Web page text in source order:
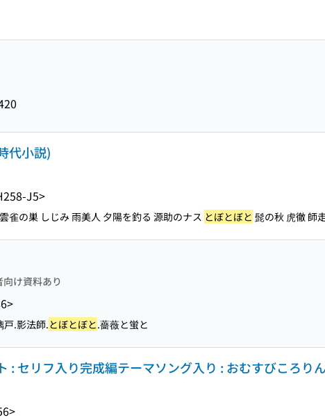
代小説)
J5>
雀の巣 しじみ 雨美人 夕陽を釣る 源助のナス とぼとぼと 髭の秋 虎徹 師
向け資料あり
戸.影法師.とぼとぼと.薔薇と蛍と
: セリフ入り完成編テーマソング入り : おむすびころり